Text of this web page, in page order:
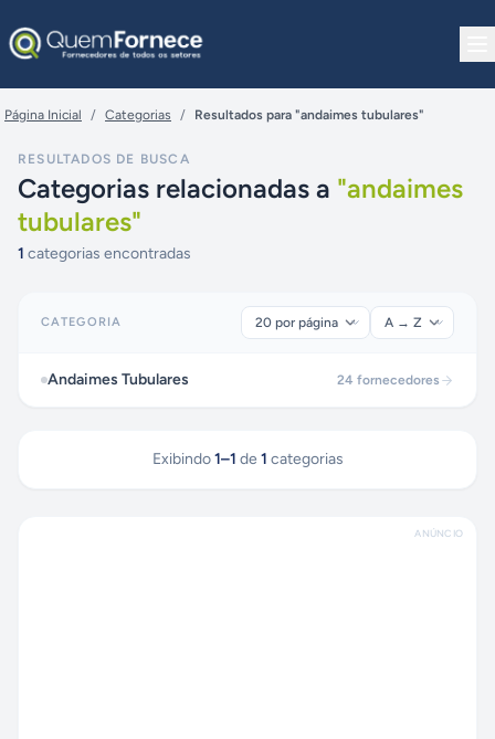
Página Inicial / Categorias / Resultados para "andaimes tubulares"
RESULTADOS DE BUSCA
Categorias relacionadas a "andaimes
tubulares"
1 categorias encontradas
CATEGORIA
Andaimes Tubulares 24 fornecedores
Exibindo 1–1 de 1 categorias
ANÚNCIO